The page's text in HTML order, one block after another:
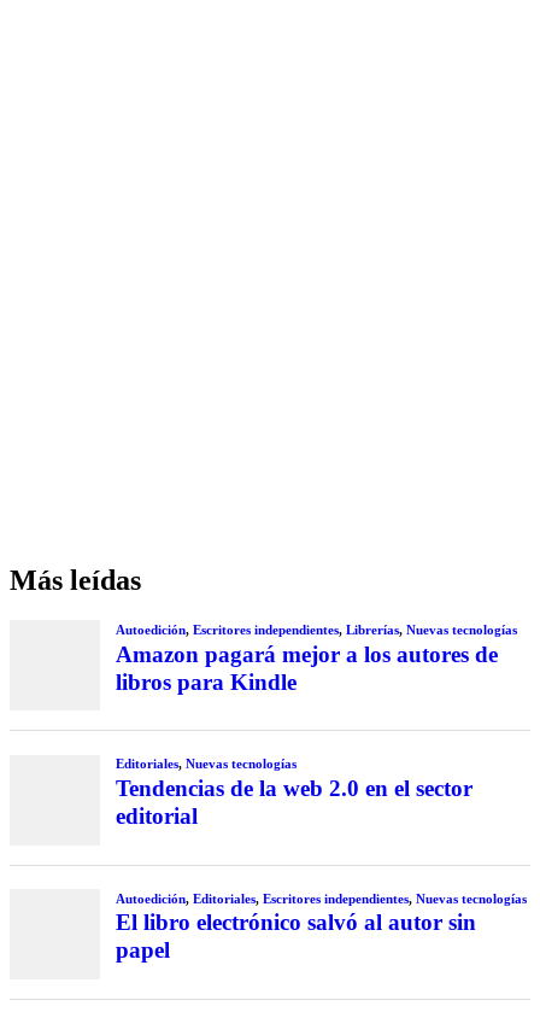
Más leídas
Autoedición, Escritores independientes, Librerías, Nuevas tecnologías
Amazon pagará mejor a los autores de
libros para Kindle
Editoriales, Nuevas tecnologías
Tendencias de la web 2.0 en el sector
editorial
Autoedición, Editoriales, Escritores independientes, Nuevas tecnologías
El libro electrónico salvó al autor sin
papel